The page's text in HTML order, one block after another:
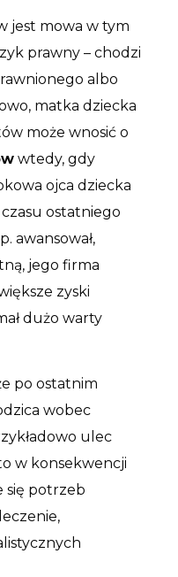
jest mowa w tym
prawny – chodzi
albo
matka dziecka
może wnosić o
wtedy, gdy
ojca dziecka
ostatniego
awansował,
jego firma
zyski
dużo warty
po ostatnim
wobec
ulec
w konsekwencji
się potrzeb